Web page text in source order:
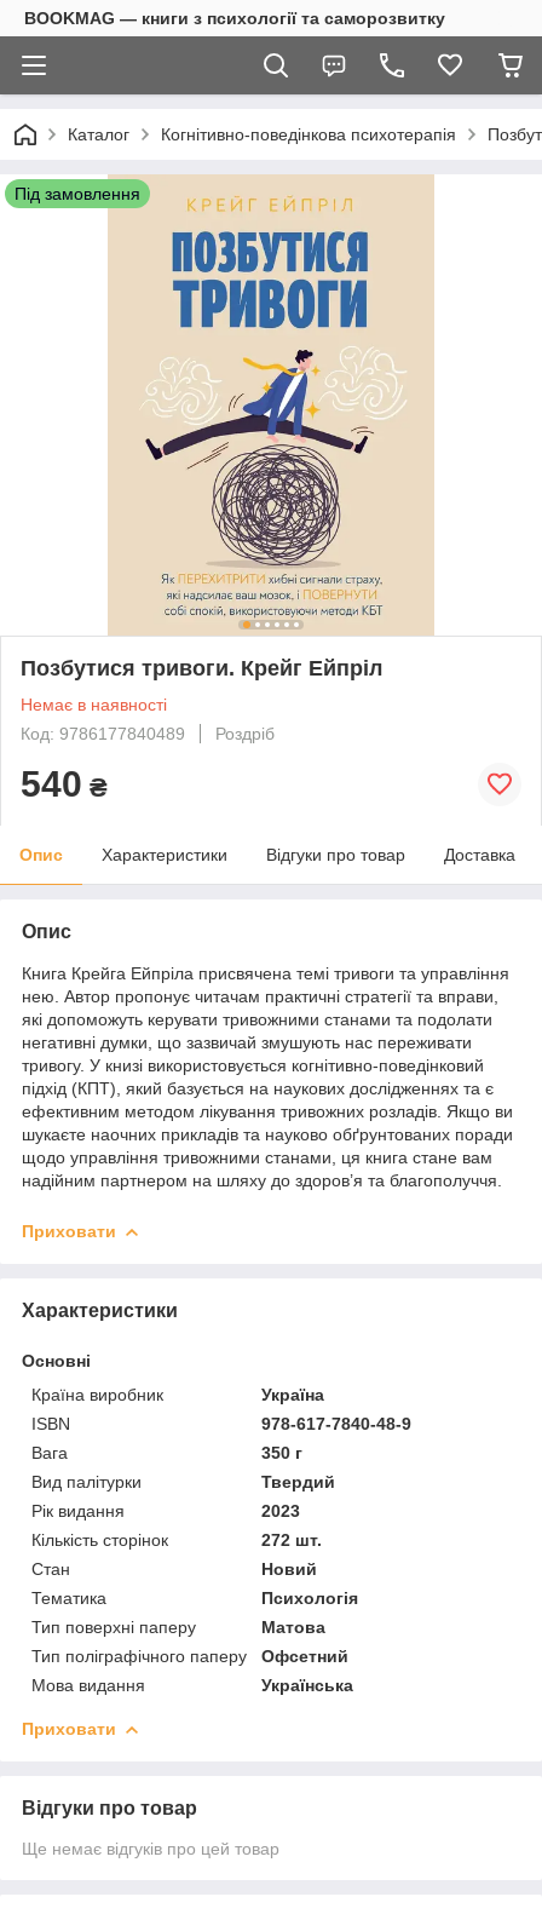
BOOKMAG — книги з психології та саморозвитку
Каталог Когнітивно-поведінкова психотерапія
Під замовлення
Позбутися тривоги. Крейг Ейпріл
Немає в наявності
Код: 9786177840489
Роздріб
540 ₴
Опис Характеристики Відгуки про товар Доставка
Опис
Книга Крейга Ейпріла присвячена темі тривоги та управління
нею. Автор пропонує читачам практичні стратегії та вправи,
які допоможуть керувати тривожними станами та подолати
негативні думки, що зазвичай змушують нас переживати
тривогу. У книзі використовується когнітивно-поведінковий
підхід (КПТ), який базується на наукових дослідженнях та є
ефективним методом лікування тривожних розладів. Якщо ви
шукаєте наочних прикладів та науково обґрунтованих поради
щодо управління тривожними станами, ця книга стане вам
надійним партнером на шляху до здоров’я та благополуччя.
Приховати
Характеристики
Основні
Країна виробник
Україна
ISBN
978-617-7840-48-9
Вага
350 г
Вид палітурки
Твердий
Рік видання
2023
Кількість сторінок
272 шт.
Стан
Новий
Тематика
Психологія
Тип поверхні паперу
Матова
Тип поліграфічного паперу
Офсетний
Мова видання
Українська
Приховати
Відгуки про товар
Ще немає відгуків про цей товар